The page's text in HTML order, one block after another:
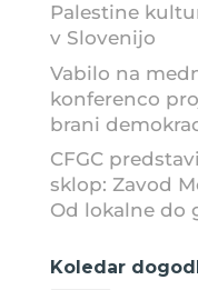
Palestine
v Slovenijo
Vabilo na
konferenco
brani
CFGC
sklop: Zavod
Od lokalne do
Koledar